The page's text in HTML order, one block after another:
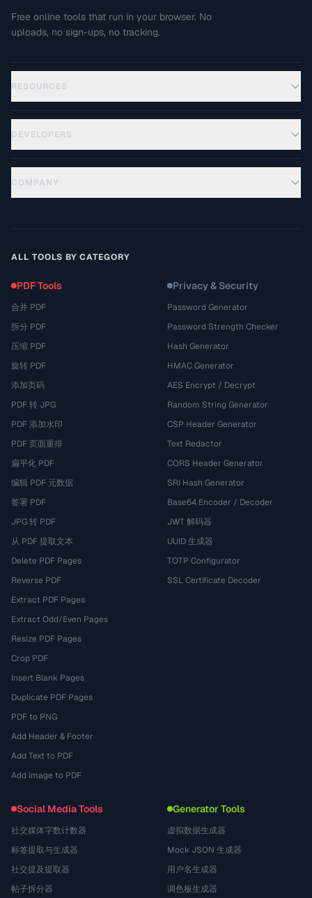
Free online tools that run in your browser. No
uploads, no sign-ups, no tracking.
RESOURCES
DEVELOPERS
COMPANY
ALL TOOLS BY CATEGORY
PDF Tools
合并 PDF
拆分 PDF
压缩 PDF
旋转 PDF
添加页码
PDF 转 JPG
PDF 添加水印
PDF 页面重排
扁平化 PDF
编辑 PDF 元数据
签署 PDF
JPG 转 PDF
从 PDF 提取文本
Delete PDF Pages
Reverse PDF
Extract PDF Pages
Extract Odd/Even Pages
Resize PDF Pages
Crop PDF
Insert Blank Pages
Duplicate PDF Pages
PDF to PNG
Add Header & Footer
Add Text to PDF
Add Image to PDF
Privacy & Security
Password Generator
Password Strength Checker
Hash Generator
HMAC Generator
AES Encrypt / Decrypt
Random String Generator
CSP Header Generator
Text Redactor
CORS Header Generator
SRI Hash Generator
Base64 Encoder / Decoder
JWT 解码器
UUID 生成器
TOTP Configurator
SSL Certificate Decoder
Social Media Tools
社交媒体字数计数器
标签提取与生成器
社交提及提取器
帖子拆分器
Generator Tools
虚拟数据生成器
Mock JSON 生成器
用户名生成器
调色板生成器